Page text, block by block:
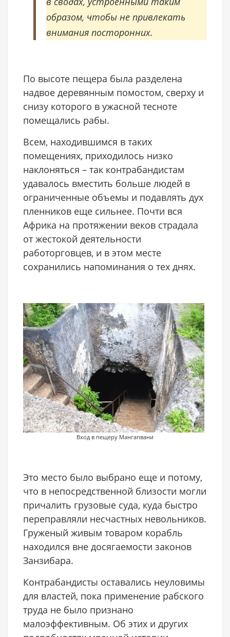
образом, чтобы не привлекать
внимания посторонних.
По высоте пещера была разделена
надвое деревянным помостом, сверху и
снизу которого в ужасной тесноте
помещались рабы.
Всем, находившимся в таких
помещениях, приходилось низко
наклоняться – так контрабандистам
удавалось вместить больше людей в
ограниченные объемы и подавлять дух
пленников еще сильнее. Почти вся
Африка на протяжении веков страдала
от жестокой деятельности
работорговцев, и в этом месте
сохранились напоминания о тех днях.
Вход в пещеру Мангапвани
Это место было выбрано еще и потому,
что в непосредственной близости могли
причалить грузовые суда, куда быстро
переправляли несчастных невольников.
Груженый живым товаром корабль
находился вне досягаемости законов
Занзибара.
Контрабандисты оставались неуловимы
для властей, пока применение рабского
труда не было признано
малоэффективным. Об этих и других